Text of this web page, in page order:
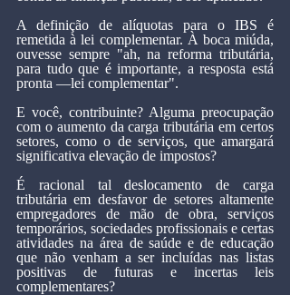
A definição de alíquotas para o IBS é
remetida à lei complementar. À boca miúda,
ouvesse sempre "ah, na reforma tributária,
para tudo que é importante, a resposta está
pronta —lei complementar".
E você, contribuinte? Alguma preocupação
com o aumento da carga tributária em certos
setores, como o de serviços, que amargará
significativa elevação de impostos?
É racional tal deslocamento de carga
tributária em desfavor de setores altamente
empregadores de mão de obra, serviços
temporários, sociedades profissionais e certas
atividades na área de saúde e de educação
que não venham a ser incluídas nas listas
positivas de futuras e incertas leis
complementares?